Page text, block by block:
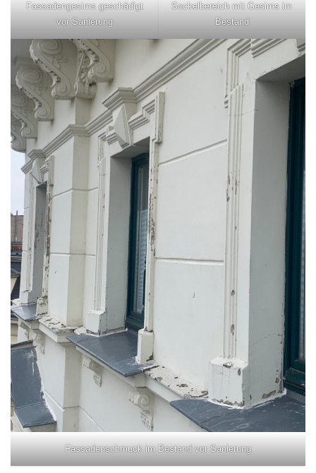
Fassadengesims geschädigt
vor Sanierung
Sockelbereich mit Gesims im
Bestand
Fassadenschmuck im Bestand vor Sanierung